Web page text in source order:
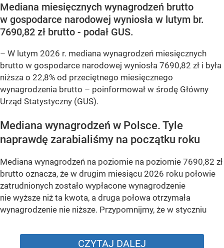
Mediana miesięcznych wynagrodzeń brutto
w gospodarce narodowej wyniosła w lutym br.
7690,82 zł brutto - podał GUS.
– W lutym 2026 r. mediana wynagrodzeń miesięcznych
brutto w gospodarce narodowej wyniosła 7690,82 zł i była
niższa o 22,8% od przeciętnego miesięcznego
wynagrodzenia brutto – poinformował w środę Główny
Urząd Statystyczny (GUS).
Mediana wynagrodzeń w Polsce. Tyle
naprawdę zarabialiśmy na początku roku
Mediana wynagrodzeń na poziomie na poziomie 7690,82 zł
brutto oznacza, że w drugim miesiącu 2026 roku połowie
zatrudnionych zostało wypłacone wynagrodzenie
nie wyższe niż ta kwota, a druga połowa otrzymała
wynagrodzenie nie niższe. Przypomnijmy, że w styczniu
CZYTAJ DALEJ